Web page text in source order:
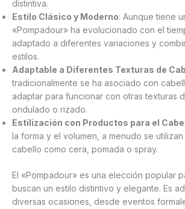
distintiva.
Estilo Clásico y Moderno: Aunque tiene
«Pompadour» ha evolucionado con el
adaptado a diferentes variaciones y
estilos.
Adaptable a Diferentes Texturas de
tradicionalmente se ha asociado con
adaptar para funcionar con otras texturas
ondulado o rizado.
Estilización con Productos para el
la forma y el volumen, a menudo se
cabello como cera, pomada o spray.
El «Pompadour» es una elección popular
buscan un estilo distintivo y elegante. Es
diversas ocasiones, desde eventos